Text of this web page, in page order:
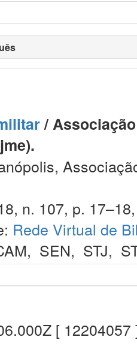
/
n. 107, p.
Rede Virtual de
, SEN, STJ,
[ 12204057